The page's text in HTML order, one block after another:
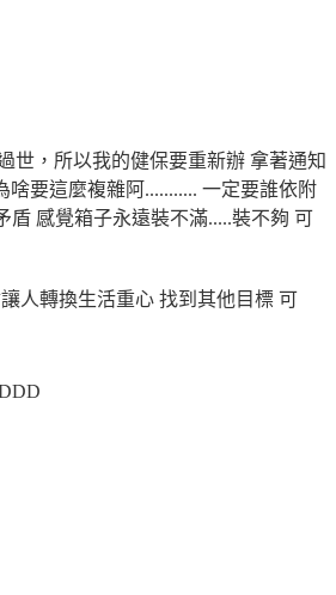
世，所以我的健保要重新辦 拿著通知
啥要這麼複雜阿........... 一定要誰依附
盾 感覺箱子永遠裝不滿.....裝不夠 可
人轉換生活重心 找到其他目標 可